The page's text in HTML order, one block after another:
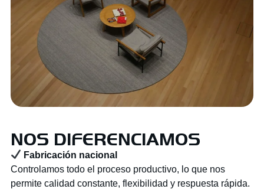
NOS DIFERENCIAMOS
Fabricación nacional
Controlamos todo el proceso productivo, lo que nos
permite calidad constante, flexibilidad y respuesta rápida.